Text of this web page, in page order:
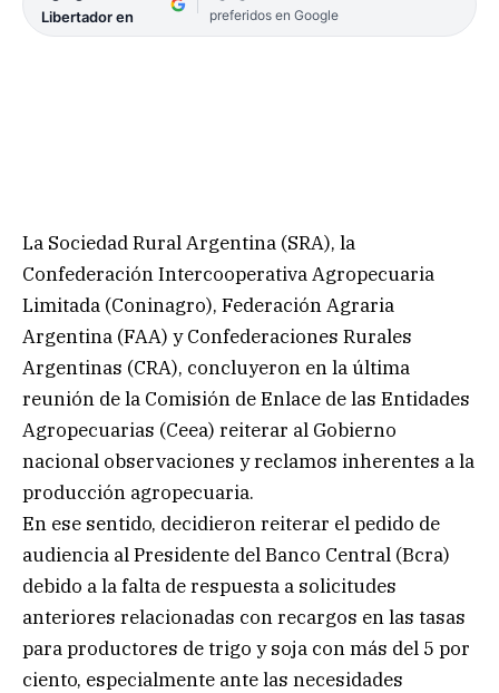
Libertador en
preferidos en Google
La Sociedad Rural Argentina (SRA), la
Confederación Intercooperativa Agropecuaria
Limitada (Coninagro), Federación Agraria
Argentina (FAA) y Confederaciones Rurales
Argentinas (CRA), concluyeron en la última
reunión de la Comisión de Enlace de las Entidades
Agropecuarias (Ceea) reiterar al Gobierno
nacional observaciones y reclamos inherentes a la
producción agropecuaria.
En ese sentido, decidieron reiterar el pedido de
audiencia al Presidente del Banco Central (Bcra)
debido a la falta de respuesta a solicitudes
anteriores relacionadas con recargos en las tasas
para productores de trigo y soja con más del 5 por
ciento, especialmente ante las necesidades